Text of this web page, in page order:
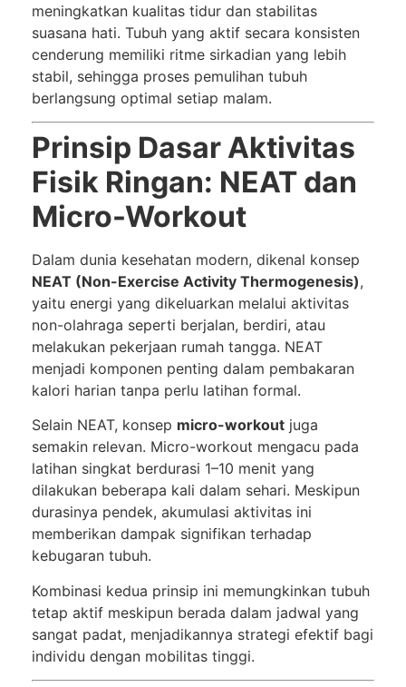
meningkatkan kualitas tidur dan stabilitas
suasana hati. Tubuh yang aktif secara konsisten
cenderung memiliki ritme sirkadian yang lebih
stabil, sehingga proses pemulihan tubuh
berlangsung optimal setiap malam.
Prinsip Dasar Aktivitas
Fisik Ringan: NEAT dan
Micro-Workout
Dalam dunia kesehatan modern, dikenal konsep
NEAT (Non-Exercise Activity Thermogenesis),
yaitu energi yang dikeluarkan melalui aktivitas
non-olahraga seperti berjalan, berdiri, atau
melakukan pekerjaan rumah tangga. NEAT
menjadi komponen penting dalam pembakaran
kalori harian tanpa perlu latihan formal.
Selain NEAT, konsep micro-workout juga
semakin relevan. Micro-workout mengacu pada
latihan singkat berdurasi 1–10 menit yang
dilakukan beberapa kali dalam sehari. Meskipun
durasinya pendek, akumulasi aktivitas ini
memberikan dampak signifikan terhadap
kebugaran tubuh.
Kombinasi kedua prinsip ini memungkinkan tubuh
tetap aktif meskipun berada dalam jadwal yang
sangat padat, menjadikannya strategi efektif bagi
individu dengan mobilitas tinggi.